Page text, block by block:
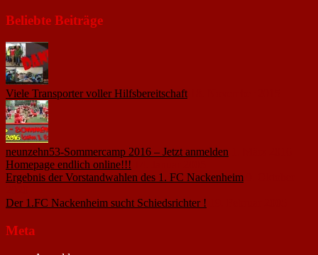
Beliebte Beiträge
Viele Transporter voller Hilfsbereitschaft
neunzehn53-Sommercamp 2016 – Jetzt anmelden
Homepage endlich online!!!
Ergebnis der Vorstandwahlen des 1. FC Nackenheim
Der 1.FC Nackenheim sucht Schiedsrichter !
Meta